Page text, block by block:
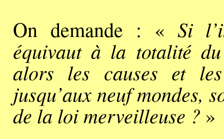
On demande : « Si
équivaut à la totalité
alors les causes et
jusqu’aux neuf mondes,
de la loi merveilleuse ? »